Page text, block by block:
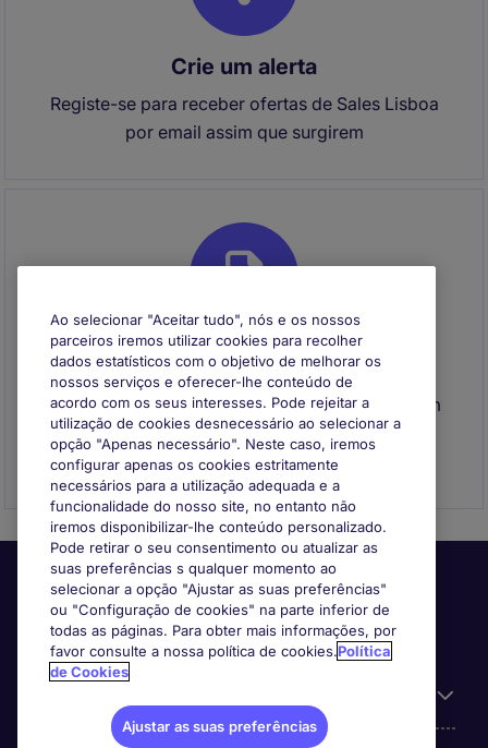
Crie um alerta
Registe-se para receber ofertas de Sales Lisboa
por email assim que surgirem
Envie o seu CV
Envie o seu CV para se registar e entraremos em
contacto consigo quando surgir uma
oportunidade que se adeque ao seu perfil
Ao selecionar "Aceitar tudo", nós e os nossos
parceiros iremos utilizar cookies para recolher
dados estatísticos com o objetivo de melhorar os
nossos serviços e oferecer-lhe conteúdo de
acordo com os seus interesses. Pode rejeitar a
utilização de cookies desnecessário ao selecionar a
opção "Apenas necessário". Neste caso, iremos
configurar apenas os cookies estritamente
necessários para a utilização adequada e a
funcionalidade do nosso site, no entanto não
iremos disponibilizar-lhe conteúdo personalizado.
Pode retirar o seu consentimento ou atualizar as
suas preferências s qualquer momento ao
selecionar a opção "Ajustar as suas preferências"
ou "Configuração de cookies" na parte inferior de
todas as páginas. Para obter mais informações, por
favor consulte a nossa política de cookies.Política
de Cookies
Ajustar as suas preferências